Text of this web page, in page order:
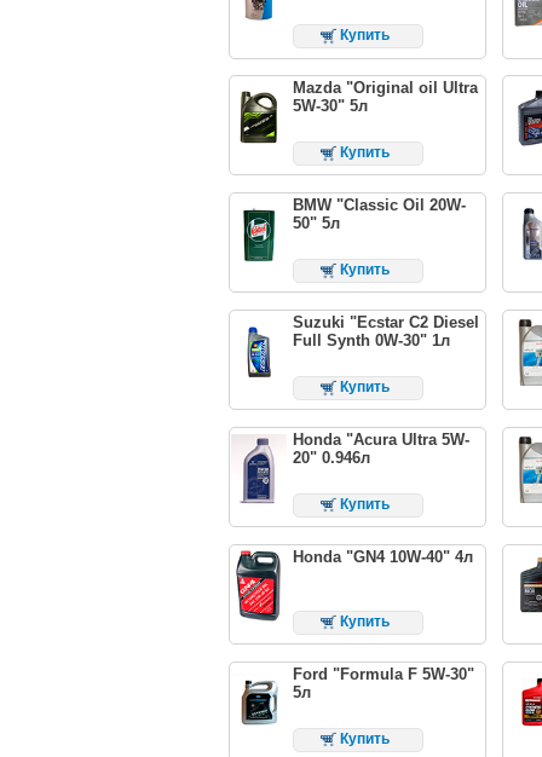
Купить
Mazda "Original oil Ultra
5W-30" 5л
Купить
BMW "Classic Oil 20W-
50" 5л
Купить
Suzuki "Ecstar C2 Diesel
Full Synth 0W-30" 1л
Купить
Honda "Acura Ultra 5W-
20" 0.946л
Купить
Honda "GN4 10W-40" 4л
Купить
Ford "Formula F 5W-30"
5л
Купить